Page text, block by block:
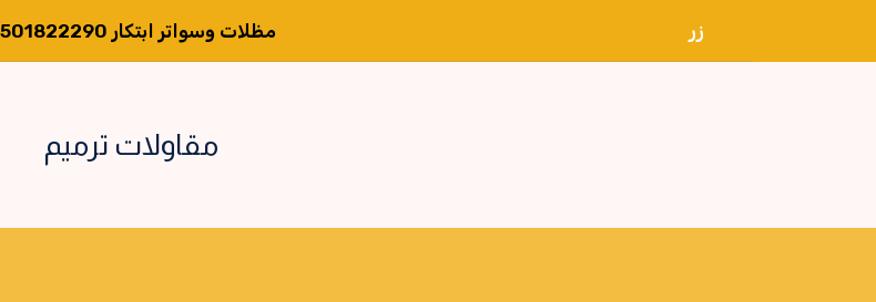
زر مظلات وسواتر ابتكار 0501822290
مقاولات ترميم